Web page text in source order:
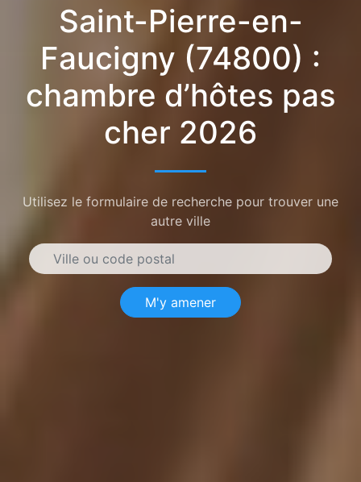
Saint-Pierre-en-
Faucigny (74800) :
chambre d’hôtes pas
cher 2026
Utilisez le formulaire de recherche pour trouver une
autre ville
M'y amener